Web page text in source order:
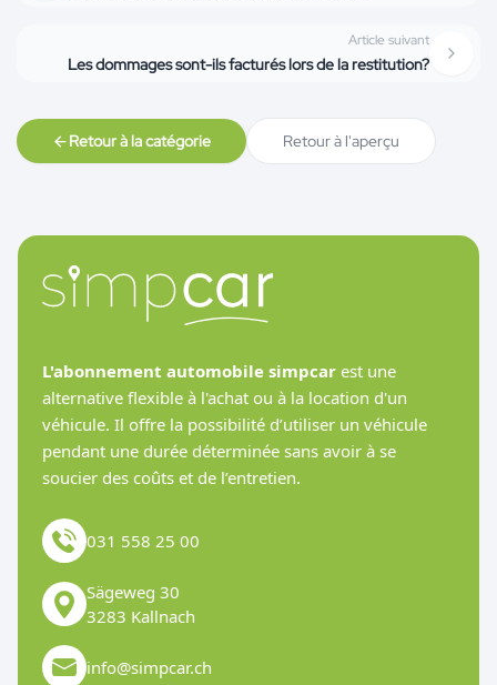
Article suivant
Les dommages sont-ils facturés lors de la restitution?
Retour à la catégorie Retour à l'aperçu
L'abonnement automobile simpcar est une
alternative flexible à l'achat ou à la location d'un
véhicule. Il offre la possibilité d’utiliser un véhicule
pendant une durée déterminée sans avoir à se
soucier des coûts et de l’entretien.
031 558 25 00
Sägeweg 30
3283 Kallnach
info@simpcar.ch